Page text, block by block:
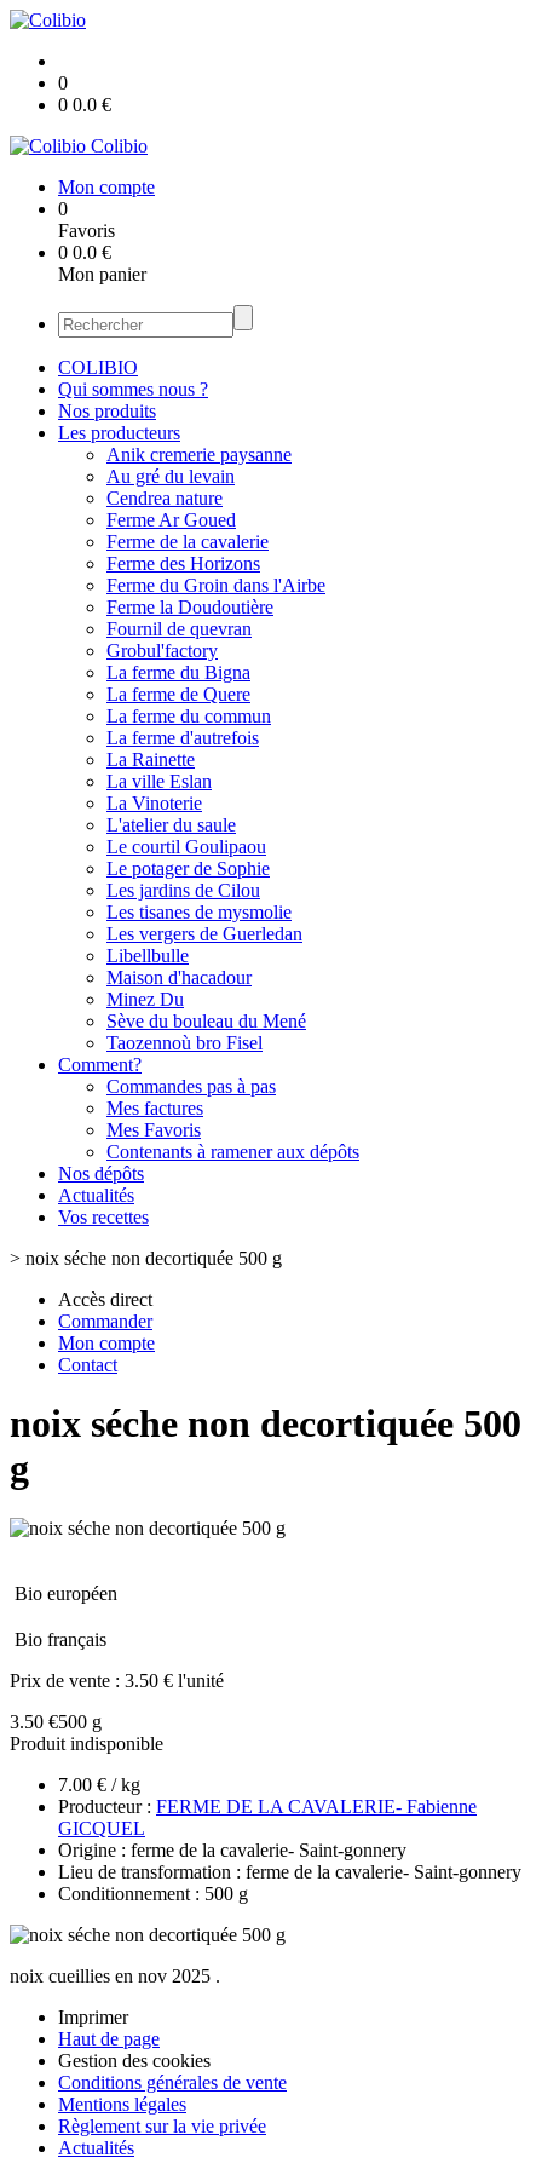
0
0 0.0 €
Colibio
Mon compte
0
Favoris
0 0.0 €
Mon panier
COLIBIO
Qui sommes nous ?
Nos produits
Les producteurs
Anik cremerie paysanne
Au gré du levain
Cendrea nature
Ferme Ar Goued
Ferme de la cavalerie
Ferme des Horizons
Ferme du Groin dans l'Airbe
Ferme la Doudoutière
Fournil de quevran
Grobul'factory
La ferme du Bigna
La ferme de Quere
La ferme du commun
La ferme d'autrefois
La Rainette
La ville Eslan
La Vinoterie
L'atelier du saule
Le courtil Goulipaou
Le potager de Sophie
Les jardins de Cilou
Les tisanes de mysmolie
Les vergers de Guerledan
Libellbulle
Maison d'hacadour
Minez Du
Sève du bouleau du Mené
Taozennoù bro Fisel
Comment?
Commandes pas à pas
Mes factures
Mes Favoris
Contenants à ramener aux dépôts
Nos dépôts
Actualités
Vos recettes
> noix séche non decortiquée 500 g
Accès direct
Commander
Mon compte
Contact
noix séche non decortiquée 500
g
Bio européen
Bio français
Prix de vente : 3.50 € l'unité
3.50 €500 g
Produit indisponible
7.00 € / kg
Producteur : FERME DE LA CAVALERIE- Fabienne
GICQUEL
Origine : ferme de la cavalerie- Saint-gonnery
Lieu de transformation : ferme de la cavalerie- Saint-gonnery
Conditionnement : 500 g
noix cueillies en nov 2025 .
Imprimer
Haut de page
Gestion des cookies
Conditions générales de vente
Mentions légales
Règlement sur la vie privée
Actualités